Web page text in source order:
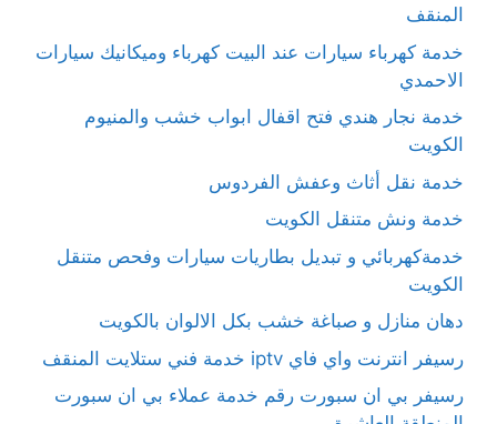
المنقف
خدمة كهرباء سيارات عند البيت كهرباء وميكانيك سيارات
الاحمدي
خدمة نجار هندي فتح اقفال ابواب خشب والمنيوم
الكويت
خدمة نقل أثاث وعفش الفردوس
خدمة ونش متنقل الكويت
خدمةكهربائي و تبديل بطاريات سيارات وفحص متنقل
الكويت
دهان منازل و صباغة خشب بكل الالوان بالكويت
رسيفر انترنت واي فاي iptv خدمة فني ستلايت المنقف
رسيفر بي ان سبورت رقم خدمة عملاء بي ان سبورت